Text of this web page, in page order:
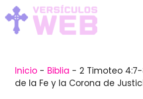
Skip
to
content
Inicio - Biblia - 2 Timoteo
de la Fe y la Corona de